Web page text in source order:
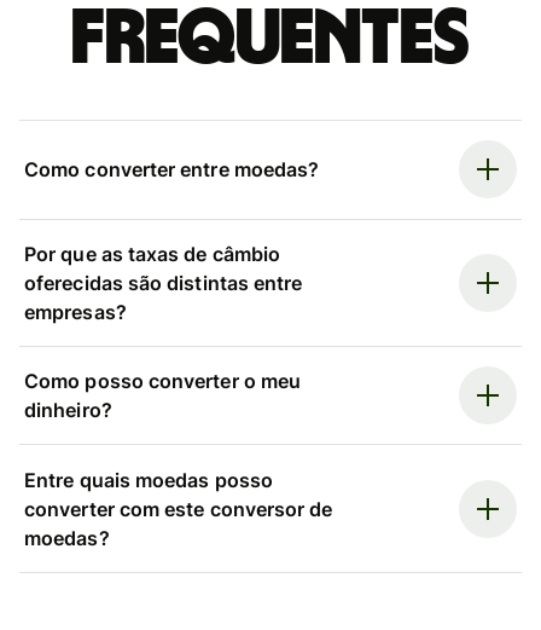
frequentes
Como converter entre moedas?
Por que as taxas de câmbio
oferecidas são distintas entre
empresas?
Como posso converter o meu
dinheiro?
Entre quais moedas posso
converter com este conversor de
moedas?